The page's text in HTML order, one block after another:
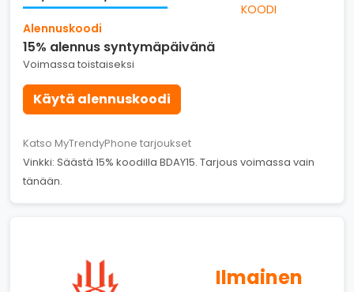
KOODI
Alennuskoodi
15% alennus syntymäpäivänä
Voimassa toistaiseksi
Käytä alennuskoodi
Katso MyTrendyPhone tarjoukset
Vinkki: Säästä 15% koodilla BDAY15. Tarjous voimassa vain
tänään.
Ilmainen